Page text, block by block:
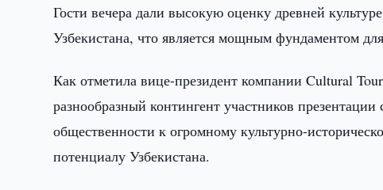
Гости вечера дали высокую оценку древней
Узбекистана, что является мощным фундаментом
Как отметила вице-президент компании Cultural
разнообразный контингент участников
общественности к огромному культурно-
потенциалу Узбекистана.